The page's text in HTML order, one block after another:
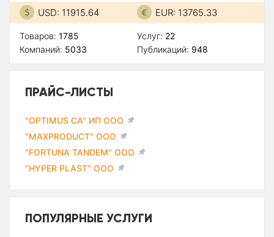
USD: 11915.64 EUR: 13765.33
Товаров: 1785
Компаний: 5033
Услуг: 22
Публикаций: 948
ПРАЙС-ЛИСТЫ
"OPTIMUS CA" ИП ООО
"MAXPRODUCT" ООО
"FORTUNA TANDEM" ООО
"HYPER PLAST" ООО
ПОПУЛЯРНЫЕ УСЛУГИ